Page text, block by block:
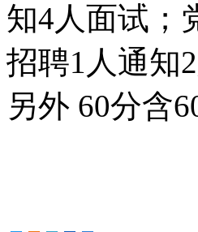
知4人面试；
招聘1人通知
另外 60分含